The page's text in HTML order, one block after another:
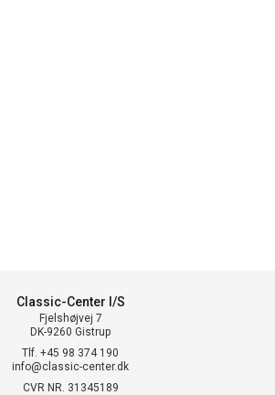
Classic-Center I/S
Fjelshøjvej 7
DK-9260 Gistrup
Tlf. +45 98 374 190
info@classic-center.dk
CVR NR. 31345189